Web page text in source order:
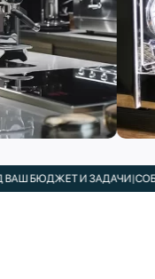
И ЗАДАЧИ|